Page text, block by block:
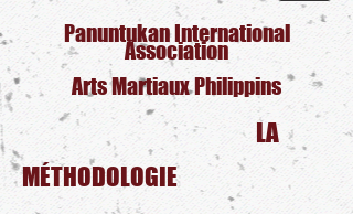
Panuntukan International
Association
Arts Martiaux Philippins
LA
MÉTHODOLOGIE